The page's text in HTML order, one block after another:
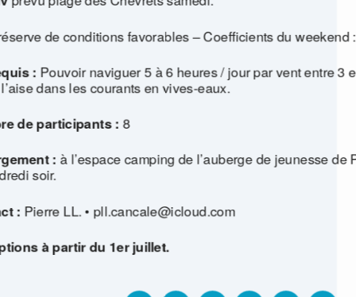
de conditions favorables – Coefficients du weekend
: Pouvoir naviguer 5 à 6 heures / jour par vent entre 3
dans les courants en vives-eaux.
de participants : 8
: à l’espace camping de l’auberge de jeunesse
soir.
: Pierre LL. • pll.cancale@icloud.com
à partir du 1er juillet.